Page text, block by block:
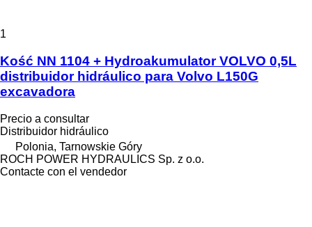
1
Kość NN 1104 + Hydroakumulator VOLVO 0,5L
distribuidor hidráulico para Volvo L150G
excavadora
Precio a consultar
Distribuidor hidráulico
Polonia, Tarnowskie Góry
ROCH POWER HYDRAULICS Sp. z o.o.
Contacte con el vendedor